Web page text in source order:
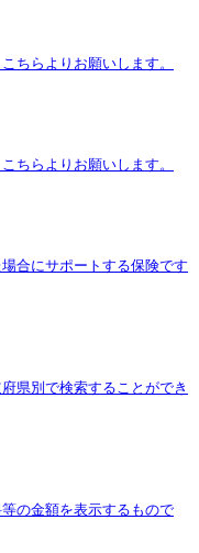
ちらよりお願いします。
ちらよりお願いします。
合にサポートする保険です
県別で検索することができ
の金額を表示するもので